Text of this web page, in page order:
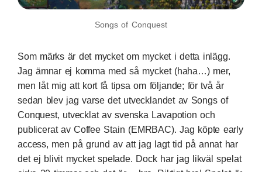
Songs of Conquest
Som märks är det mycket om mycket i detta inlägg.
Jag ämnar ej komma med så mycket (haha…) mer,
men låt mig att kort få tipsa om följande; för två år
sedan blev jag varse det utvecklandet av Songs of
Conquest, utvecklat av svenska Lavapotion och
publicerat av Coffee Stain (EMRBAC). Jag köpte early
access, men på grund av att jag lagt tid på annat har
det ej blivit mycket spelade. Dock har jag likväl spelat